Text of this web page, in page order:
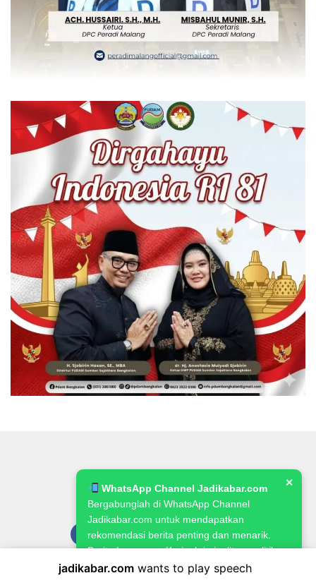
Pedoman Media Siber Kode Etik Jurnalistik
jadikabar.com wants to play speech
WhatsApp Channel Jadikabar.com
Bergabunglah di WhatsApp Channel
Jadikabar.com untuk mendapatkan
rekomendasi berita penting dan menarik.
Berita Lowongan Kerja, kriminalitas, politik,
pemerintahan, pertanian & ketahanan
✕